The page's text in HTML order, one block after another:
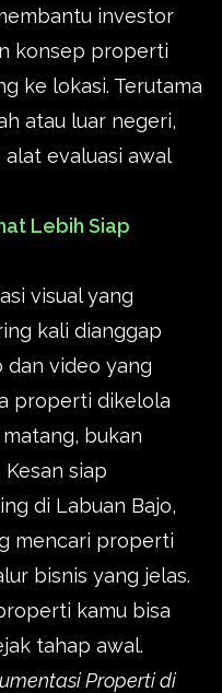
investor
konsep properti
ke lokasi. Terutama
atau luar negeri,
evaluasi awal
Lebih Siap
visual yang
kali dianggap
dan video yang
properti dikelola
bukan
siap
di Labuan Bajo,
mencari properti
bisnis yang jelas.
kamu bisa
tahap awal.
Properti di